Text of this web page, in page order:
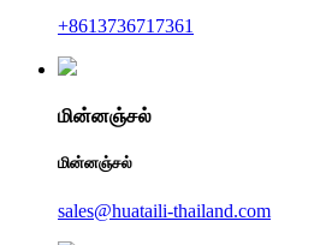
+8613736717361
மின்னஞ்சல்
மின்னஞ்சல்
sales@huataili-thailand.com